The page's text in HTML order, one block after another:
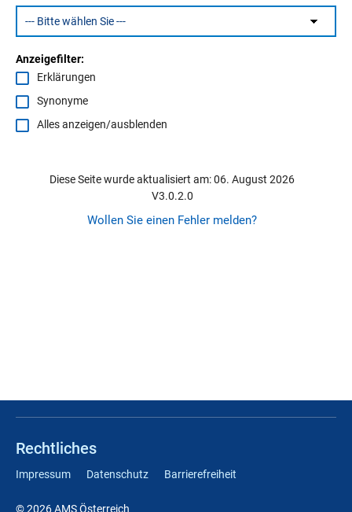
Anzeigefilter:
Erklärungen
Synonyme
Alles anzeigen/ausblenden
Diese Seite wurde aktualisiert am: 06. August 2026
V3.0.2.0
Wollen Sie einen Fehler melden?
Rechtliches
Impressum Datenschutz Barrierefreiheit
© 2026 AMS Österreich